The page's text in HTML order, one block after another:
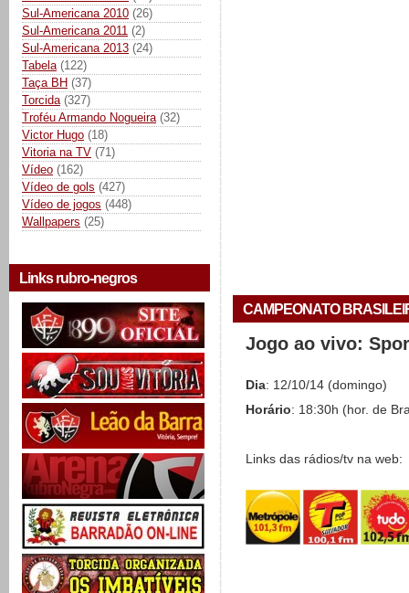
Sul-Americana 2010 (26)
Sul-Americana 2011 (2)
Sul-Americana 2013 (24)
Tabela (122)
Taça BH (37)
Torcida (327)
Troféu Armando Nogueira (32)
Victor Hugo (18)
Vitoria na TV (71)
Vídeo (162)
Vídeo de gols (427)
Vídeo de jogos (448)
Wallpapers (25)
Links rubro-negros
CAMPEONATO
Jogo ao vivo:
Dia: 12/10/14 (domingo)
Horário: 18:30h (hor. de
Links das rádios/tv na web: